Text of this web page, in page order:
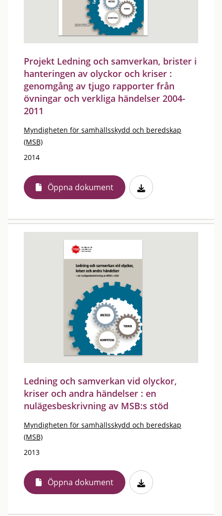
Projekt Ledning och samverkan, brister i
hanteringen av olyckor och kriser :
genomgång av tjugo rapporter från
övningar och verkliga händelser 2004-
2011
Myndigheten för samhällsskydd och beredskap
(MSB)
2014
Öppna dokument
Ledning och samverkan vid olyckor,
kriser och andra händelser : en
nulägesbeskrivning av MSB:s stöd
Myndigheten för samhällsskydd och beredskap
(MSB)
2013
Öppna dokument